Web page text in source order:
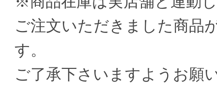
ご注文いただきました商品
す。
ご了承下さいますようお願